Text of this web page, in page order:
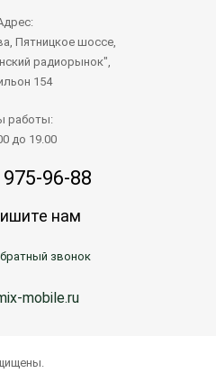
Пятницкое шоссе,
радиорынок",
154
работы:
до 19.00
96-88
нам
звонок
mobile.ru